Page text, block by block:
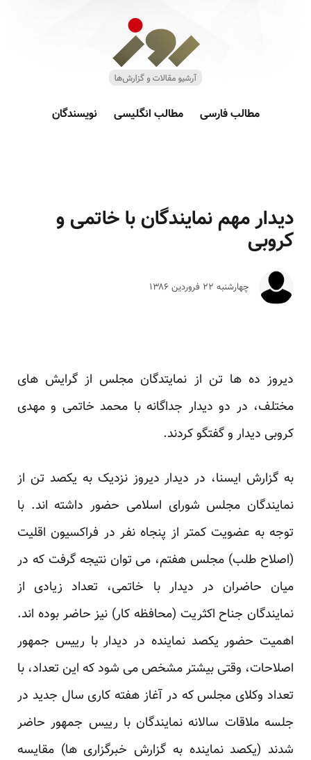
مطالب فارسی مطالب انگلیسی نویسندگان
دیدار مهم نمایندگان با خاتمی و
کروبی
چهارشنبه ۲۲ فروردين ۱۳۸۶
دیروز ده ها تن از نمایتدگان مجلس از گرایش های
مختلف، در دو دیدار جداگانه با محمد خاتمی و مهدی
کروبی دیدار و گفتگو کردند.
به گزارش ایسنا، در دیدار دیروز نزدیک به یکصد تن از
نمایندگان مجلس شورای اسلامی حضور داشته اند. با
توجه به عضویت کمتر از پنجاه نفر در فراکسیون اقلیت
(اصلاح طلب) مجلس هفتم، می توان نتیجه گرفت که در
میان حاضران در دیدار با خاتمی، تعداد زیادی از
نمایندگان جناح اکثریت (محافظه کار) نیز حاضر بوده اند.
اهمیت حضور یکصد نماینده در دیدار با رییس جمهور
اصلاحات، وقتی بیشتر مشخص می شود که این تعداد، با
تعداد وکلای مجلس که در آغاز هفته کاری سال جدید در
جلسه ملاقات سالانه نمایندگان با رییس جمهور حاضر
شدند (یکصد نماینده به گزارش خبرگزاری ها) مقایسه